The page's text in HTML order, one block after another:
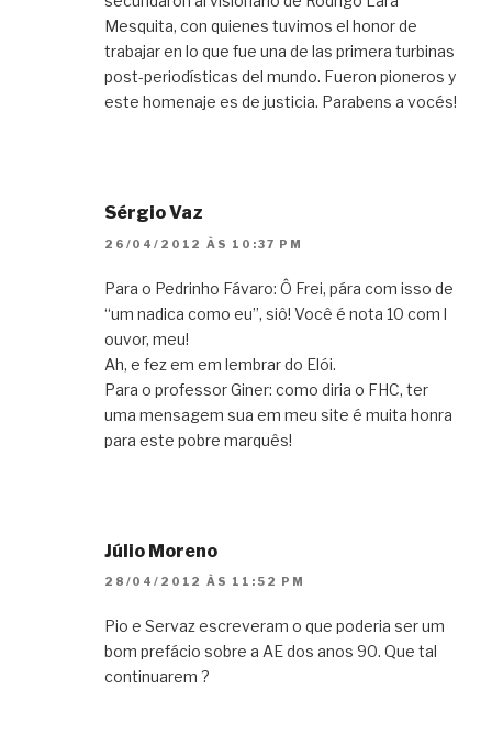
Mesquita, con quienes tuvimos el honor de
trabajar en lo que fue una de las primera turbinas
post-periodísticas del mundo. Fueron pioneros y
este homenaje es de justicia. Parabens a vocés!
Sérgio Vaz
26/04/2012 ÀS 10:37 PM
Para o Pedrinho Fávaro: Ô Frei, pára com isso de
“um nadica como eu”, siô! Você é nota 10 com l
ouvor, meu!
Ah, e fez em em lembrar do Elói.
Para o professor Giner: como diria o FHC, ter
uma mensagem sua em meu site é muita honra
para este pobre marquês!
Júlio Moreno
28/04/2012 ÀS 11:52 PM
Pio e Servaz escreveram o que poderia ser um
bom prefácio sobre a AE dos anos 90. Que tal
continuarem ?